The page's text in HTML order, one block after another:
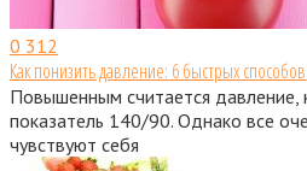
0 312
Как понизить давление: 6 быстрых
Повышенным считается давление,
показатель 140/90. Однако все
чувствуют себя